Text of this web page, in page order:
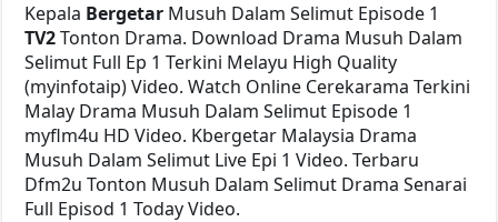
Kepala Bergetar Musuh Dalam Selimut Episode 1
TV2Tonton Drama. Download Drama Musuh Dalam
Selimut Full Ep 1 Terkini Melayu High Quality
(myinfotaip) Video. Watch Online Cerekarama Terkini
Malay Drama Musuh Dalam Selimut Episode 1
myflm4u HD Video. Kbergetar Malaysia Drama
Musuh Dalam Selimut Live Epi 1 Video. Terbaru
Dfm2u Tonton Musuh Dalam Selimut Drama Senarai
Full Episod 1 Today Video.